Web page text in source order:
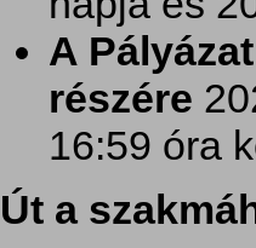
A
részére
16:59 óra
Út a